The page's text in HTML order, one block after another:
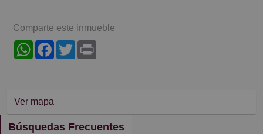
Comparte este inmueble
WhatsAppFacebook
Twitter
Ver mapa
Búsquedas Frecuentes